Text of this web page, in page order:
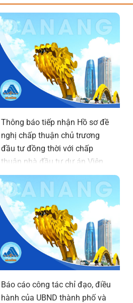
Thông báo tiếp nhận Hồ sơ đề
nghị chấp thuận chủ trương
đầu tư đồng thời với chấp
thuận nhà đầu tư dự án Viện
Nghiên cứu, phát triển, ứng
dụng công nghệ bán dẫn và trí
tuệ nhân tạo Đà Nẵng (DSAI-
TECH)
Báo cáo công tác chỉ đạo, điều
hành của UBND thành phố và